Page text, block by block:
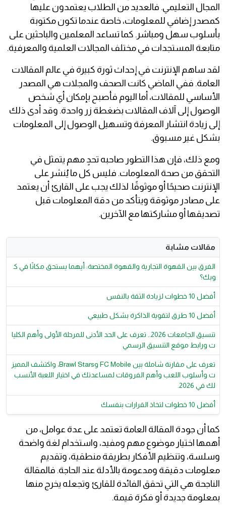
المجال التعليمي. فالعديد من الطلاب يعتمدون عليها
كمصدر إضافي للمعلومات، خاصة عندما تكون مكتوبة
بأسلوب سهل ومباشر. كما تساعد المعلمين والباحثين على
متابعة المستجدات في مختلف المجالات العلمية والمعرفية.
لقد ساهم الإنترنت في إحداث ثورة كبيرة في عالم المقالات
العامة. ففي الماضي كانت الصحف والمجلات هي المصدر
الأساسي للمقالات، أما اليوم فأصبح بإمكان أي شخص
الوصول إلى آلاف المقالات بضغطة زر واحدة. وقد أدى ذلك
إلى زيادة انتشار المعرفة وتسهيل الوصول إلى المعلومات
بشكل غير مسبوق.
ومع ذلك، فإن هذا التطور صاحبه تحدٍ مهم يتمثل في
التحقق من صحة المعلومات. فليس كل ما يُنشر على
الإنترنت صحيحًا أو موثوقًا. لذلك يجب على القارئ أن يعتمد
على مصادر موثوقة ويتأكد من دقة المعلومات قبل
تصديقها أو مشاركتها مع الآخرين.
مقالات مشابة
الفرق بين القهوة التجارية والقهوة المختصة: أيهما يستحق مكانًا في ك
وبك؟
أفضل 10 خطوات لزيادة الثقة بالنفس
أفضل 10 طرق لتقوية الذاكرة بشكل طبيعي
تنسيق الجامعات 2026.. تعرف على الحد الأدنى للمرحلة الأولى وأهم الكليا
ت ورابط موقع التنسيق الرسمي
تعرف على مقارنة شاملة بين FC Mobile وBrawl Stars، واكتشف المميز
ات وأسلوب اللعب وأهم الفروقات لمساعدتك في اختيار اللعبة الأنسب
لك في 2026.
أفضل 10 خطوات لتخاذ القرارات بنفسك
كما أن جودة المقالة العامة تعتمد على عدة عوامل، من
أهمها اختيار موضوع مهم ومفيد، واستخدام لغة واضحة
وسلسة، وتنظيم الأفكار بطريقة منطقية، وتقديم
معلومات دقيقة ومدعومة بالأدلة عند الحاجة. فالمقالة
الناجحة هي التي تحقق الفائدة للقارئ وتجعله يخرج منها
بمعلومة جديدة أو فكرة قيمة.